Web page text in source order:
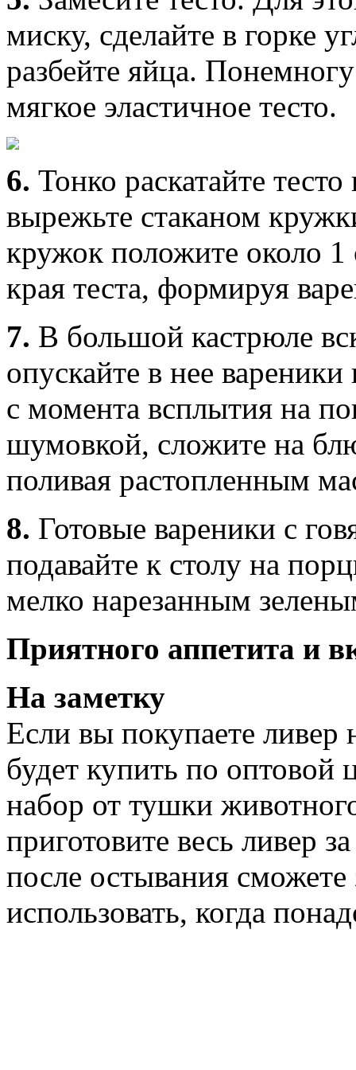
миску, сделайте в горке
разбейте яйца.
мягкое эластичное тесто.
6. Тонко раскатайте
вырежьте стаканом
кружок положите около
края теста, формируя
7. В большой кастрюле
опускайте в нее
с момента всплытия на
шумовкой, сложите на
поливая растопленным
8. Готовые вареники с
подавайте к столу на
мелко нарезанным
Приятного аппетита и
На заметку
Если вы покупаете
будет купить по оптовой
набор от тушки
приготовите весь ливер
после остывания
использовать, когда